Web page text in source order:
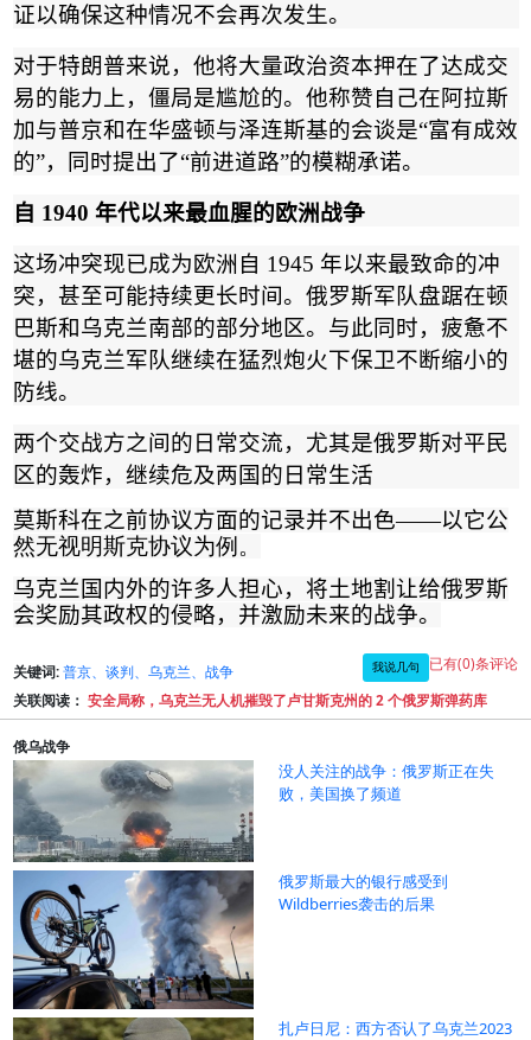
证以确保这种情况不会再次发生。
对于特朗普来说，他将大量政治资本押在了达成交
易的能力上，僵局是尴尬的。他称赞自己在阿拉斯
加与普京和在华盛顿与泽连斯基的会谈是“富有成效
的”，同时提出了“前进道路”的模糊承诺。
自 1940 年代以来最血腥的欧洲战争
这场冲突现已成为欧洲自 1945 年以来最致命的冲
突，甚至可能持续更长时间。俄罗斯军队盘踞在顿
巴斯和乌克兰南部的部分地区。与此同时，疲惫不
堪的乌克兰军队继续在猛烈炮火下保卫不断缩小的
防线。
两个交战方之间的日常交流，尤其是俄罗斯对平民
区的轰炸，继续危及两国的日常生活
莫斯科在之前协议方面的记录并不出色——以它公
然无视明斯克协议为例。
乌克兰国内外的许多人担心，将土地割让给俄罗斯
会奖励其政权的侵略，并激励未来的战争。
关键词: 普京、谈判、乌克兰、战争 我说几句 已有(0)条评论
关联阅读： 安全局称，乌克兰无人机摧毁了卢甘斯克州的 2 个俄罗斯弹药库
俄乌战争
没人关注的战争：俄罗斯正在失
败，美国换了频道
俄罗斯最大的银行感受到
Wildberries袭击的后果
扎卢日尼：西方否认了乌克兰2023